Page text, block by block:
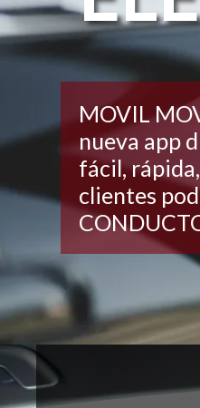
MOVIL
nueva app
fácil,
clientes